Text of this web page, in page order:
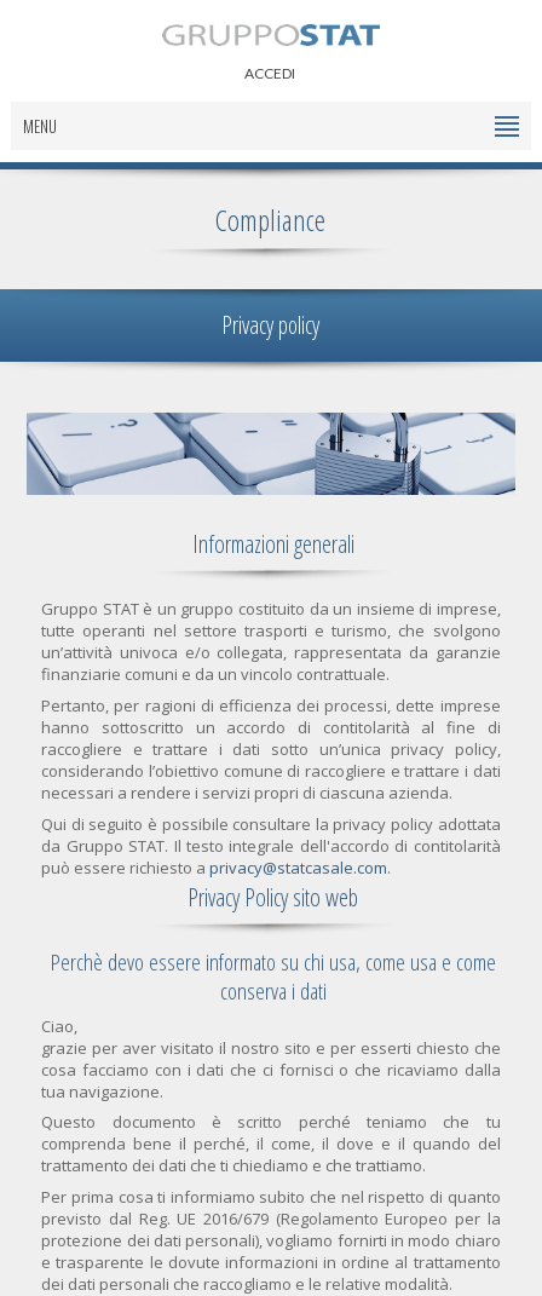
ACCEDI
MENU
Compliance
Privacy policy
Informazioni generali
Gruppo STAT è un gruppo costituito da un insieme di imprese,
tutte operanti nel settore trasporti e turismo, che svolgono
un’attività univoca e/o collegata, rappresentata da garanzie
finanziarie comuni e da un vincolo contrattuale.
Pertanto, per ragioni di efficienza dei processi, dette imprese
hanno sottoscritto un accordo di contitolarità al fine di
raccogliere e trattare i dati sotto un’unica privacy policy,
considerando l’obiettivo comune di raccogliere e trattare i dati
necessari a rendere i servizi propri di ciascuna azienda.
Qui di seguito è possibile consultare la privacy policy adottata
da Gruppo STAT. Il testo integrale dell'accordo di contitolarità
può essere richiesto aprivacy@statcasale.com.
Privacy Policy sito web
Perchè devo essere informato su chi usa, come usa e come
conserva i dati
Ciao,
grazie per aver visitato il nostro sito e per esserti chiesto che
cosa facciamo con i dati che ci fornisci o che ricaviamo dalla
tua navigazione.
Questo documento è scritto perché teniamo che tu
comprenda bene il perché, il come, il dove e il quando del
trattamento dei dati che ti chiediamo e che trattiamo.
Per prima cosa ti informiamo subito che nel rispetto di quanto
previsto dal Reg. UE 2016/679 (Regolamento Europeo per la
protezione dei dati personali), vogliamo fornirti in modo chiaro
e trasparente le dovute informazioni in ordine al trattamento
dei dati personali che raccogliamo e le relative modalità.